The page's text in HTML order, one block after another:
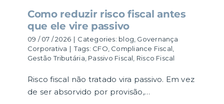
Como reduzir risco fiscal antes
que ele vire passivo
09 / 07 / 2026 | Categories: blog Governança
Corporativa | Tags: CFO Compliance Fiscal
Gestão Tributária Passivo Fiscal Risco Fiscal
Risco fiscal não tratado vira passivo. Em vez
de ser absorvido por provisão,…